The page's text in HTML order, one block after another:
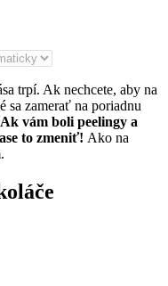
trpí. Ak nechcete, aby na
sa zamerať na poriadnu
Ak vám boli peelingy a
to zmeniť! Ako na